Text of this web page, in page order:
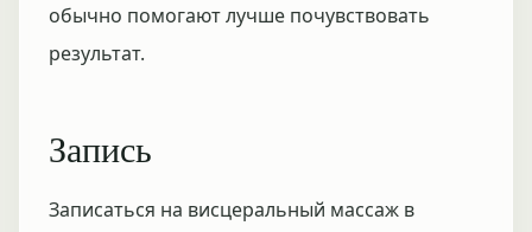
обычно помогают лучше почувствовать
результат.
Запись
Записаться на висцеральный массаж в